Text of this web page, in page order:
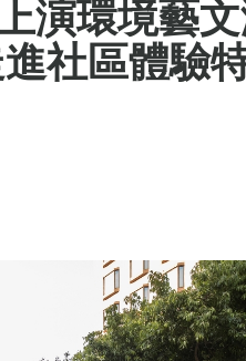
演環境藝
社區體驗